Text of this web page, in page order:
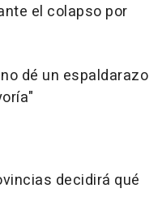
el colapso por
dé un espaldarazo
decidirá qué